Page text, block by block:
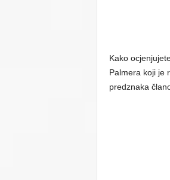
Kako
Palmera koji je
predznaka